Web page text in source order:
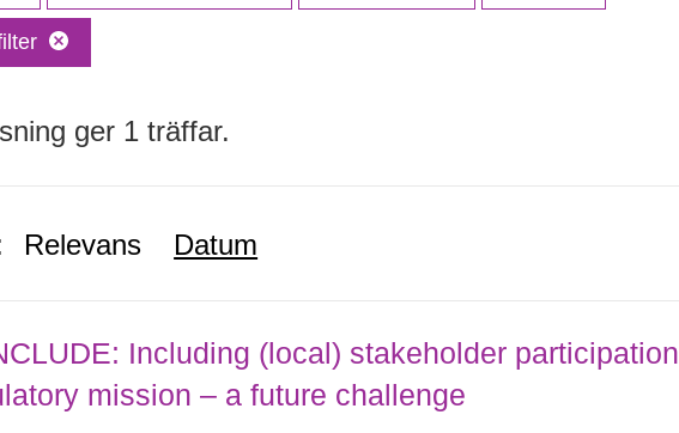
ger 1 träffar.
Relevans Datum
Including (local) stakeholder participation
mission – a future challenge